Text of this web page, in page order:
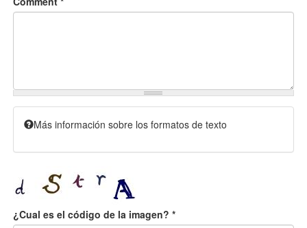
Más información sobre los formatos de texto
¿Cual es el código de la imagen? *